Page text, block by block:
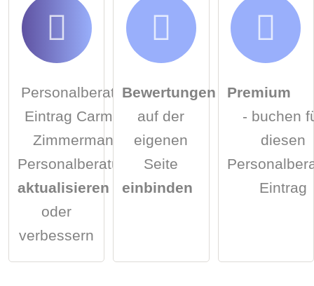
Personalberater-
Eintrag Carmen
Zimmermann
Personalberatung
aktualisieren
oder
verbessern
Bewertungen
auf der
eigenen
Seite
einbinden
Premium
- buchen
diesen
Eintrag